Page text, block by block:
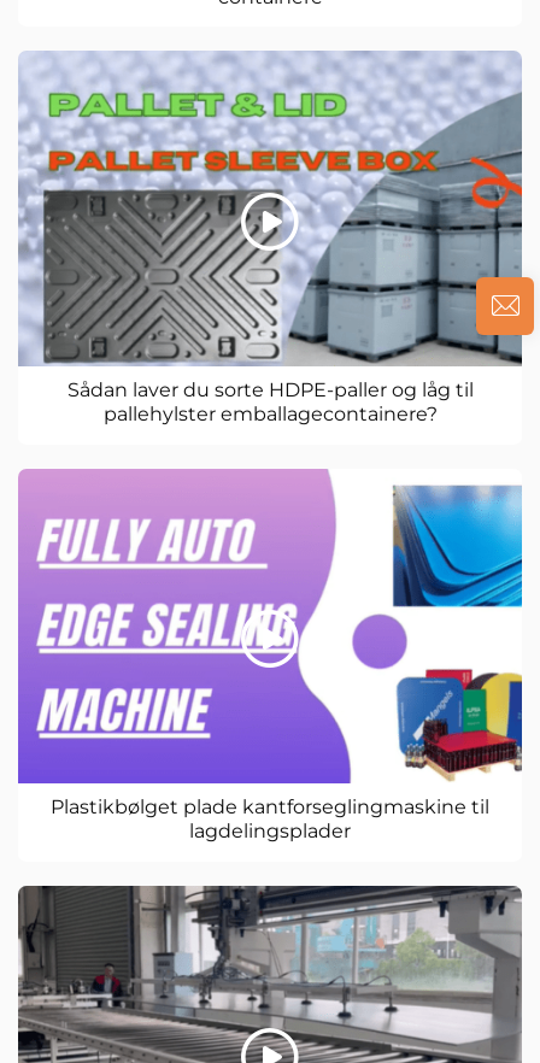
Sådan laver du sorte HDPE-paller og låg til
pallehylster emballagecontainere?
Plastikbølget plade kantforseglingmaskine til
lagdelingsplader